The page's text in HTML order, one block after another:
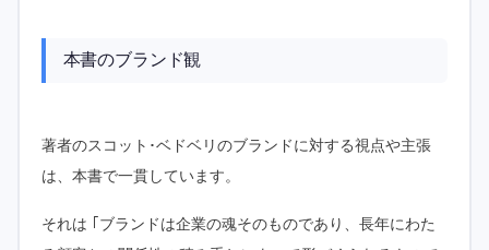
本書のブランド観
著者のスコット･ベドベリのブランドに対する視点や主張
は、本書で一貫しています。
それは ｢ブランドは企業の魂そのものであり、長年にわた